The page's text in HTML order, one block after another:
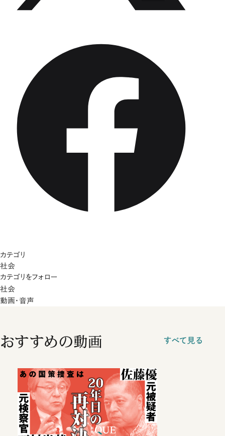
カテゴリ
社会
カテゴリをフォロー
社会
動画・音声
おすすめの動画 すべて見る